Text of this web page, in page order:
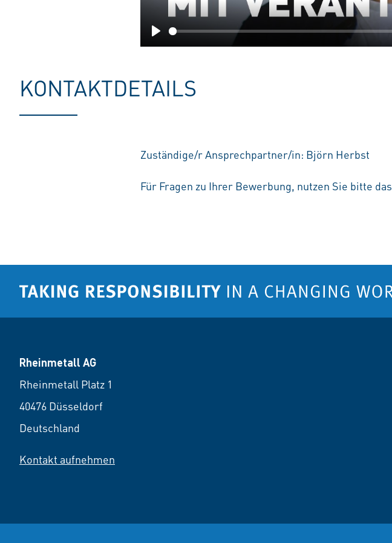
Play
KONTAKTDETAILS
Zuständige/r Ansprechpartner/in: Björn Herbst
Für Fragen zu Ihrer Bewerbung, nutzen Sie bitte das
Rheinmetall AG
Rheinmetall Platz 1
40476 Düsseldorf
Deutschland
Kontakt aufnehmen